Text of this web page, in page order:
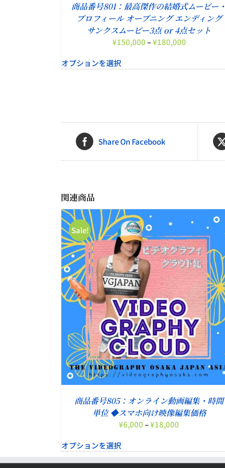
商品番号801：最高傑作の結婚式ムービー・
プロフィール オープニング エンディング
サンクスムービー3点 or 4点セット
¥150,000–¥180,000価
オプションを選択
Share On Facebook
関連商品
Sale!
商品番号805：オンライン動画編集・時間
単位 ◆スマホ向け映像編集価格
¥6,000–¥18,000
オプションを選択
オプションを選択こ
の
に
は
複
数
の
バ
リ
エ
ー
シ
ョ
ン
が
/ 詳細